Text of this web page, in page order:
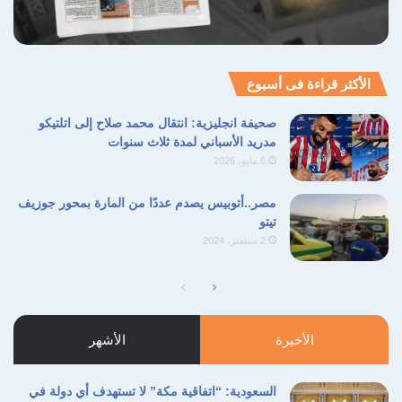
القصوى لضمان عدم تفاقم الأزمة المعيشية وتأمين
الاحتياجات الضرورية لكافة فئات المجتمع المصري،
السياسة النقدية الفائدة المرتفعة
نسخ الرابط
الأكثر قراءة فى أسبوع
صحيفة انجليزية: انتقال محمد صلاح إلى اتلتيكو
مدريد الأسباني لمدة ثلاث سنوات
6 مايو، 2026
مصر..أتوبيس يصدم عددًا من المارة بمحور جوزيف
تيتو
2 سبتمبر، 2024
الصفحةالصفحة
الأخيرة الأشهر
السعودية: “اتفاقية مكة” لا تستهدف أي دولة في